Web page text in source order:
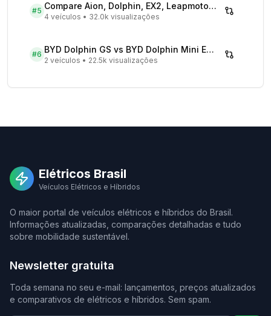
#5 Compare Aion, Dolphin, EX2, Leapmotor 2026 | Veículos Elétricos
4 veículos • 32.0k visualizações
#6 BYD Dolphin GS vs BYD Dolphin Mini EV - Comparativo Completo
2 veículos • 22.5k visualizações
Elétricos Brasil
Veículos Elétricos e Híbridos
O maior portal de veículos elétricos e híbridos do Brasil.
Informações atualizadas, comparações detalhadas e tudo
sobre mobilidade sustentável.
Newsletter gratuita
Toda semana no seu e-mail: lançamentos, preços atualizados
e comparativos de elétricos e híbridos. Sem spam.